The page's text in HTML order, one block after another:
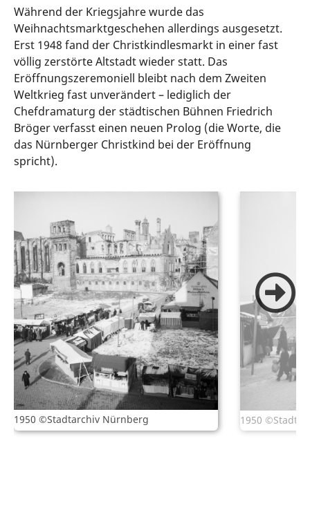
Während der Kriegsjahre wurde das
Weihnachtsmarktgeschehen allerdings ausgesetzt.
Erst 1948 fand der Christkindlesmarkt in einer fast
völlig zerstörte Altstadt wieder statt. Das
Eröffnungszeremoniell bleibt nach dem Zweiten
Weltkrieg fast unverändert – lediglich der
Chefdramaturg der städtischen Bühnen Friedrich
Bröger verfasst einen neuen Prolog (die Worte, die
das Nürnberger Christkind bei der Eröffnung
spricht).
1950 ©Stadtarchiv Nürnberg 1950